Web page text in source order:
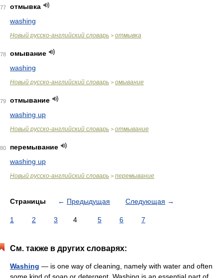
77
отмывка
washing
Новый русско-английский словарь > отмывка
78
омывание
washing
Новый русско-английский словарь > омывание
79
отмывание
washing up
Новый русско-английский словарь > отмывание
80
перемывание
washing up
Новый русско-английский словарь > перемывание
Страницы ← Предыдущая Следующая →
1 2 3 4 5 6 7
См. также в других словарях:
Washing — is one way of cleaning, namely with water and often